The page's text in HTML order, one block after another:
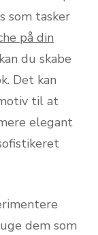
som tasker
på din
du skabe
Det kan
til at
elegant
dem som